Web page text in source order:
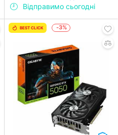
Відправимо сьогодні
BEST CLICK -3%